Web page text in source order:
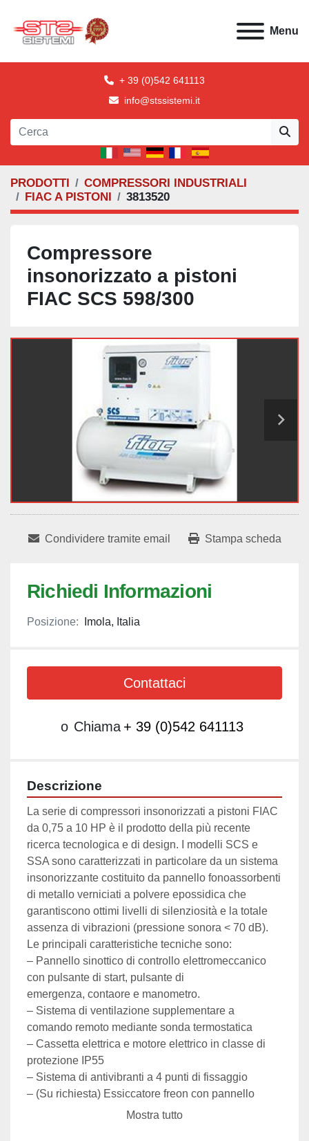
Menu
+ 39 (0)542 641113
info@stssistemi.it
PRODOTTI
COMPRESSORI INDUSTRIALI
FIAC A PISTONI
3813520
Compressore
insonorizzato a pistoni
FIAC SCS 598/300
Condividere tramite email Stampa scheda
Richiedi Informazioni
Posizione: Imola, Italia
Contattaci
o Chiama + 39 (0)542 641113
Descrizione
La serie di compressori insonorizzati a pistoni FIAC
da 0,75 a 10 HP è il prodotto della più recente
ricerca tecnologica e di design. I modelli SCS e
SSA sono caratterizzati in particolare da un sistema
insonorizzante costituito da pannello fonoassorbenti
di metallo verniciati a polvere epossidica che
garantiscono ottimi livelli di silenziosità e la totale
assenza di vibrazioni (pressione sonora < 70 dB).
Le principali caratteristiche tecniche sono:
– Pannello sinottico di controllo elettromeccanico
con pulsante di start, pulsante di
emergenza, contaore e manometro.
– Sistema di ventilazione supplementare a
comando remoto mediante sonda termostatica
– Cassetta elettrica e motore elettrico in classe di
protezione IP55
– Sistema di antivibranti a 4 punti di fissaggio
– (Su richiesta) Essiccatore freon con pannello
elettronico di serie per il controllo e mantenimento
Mostra tutto